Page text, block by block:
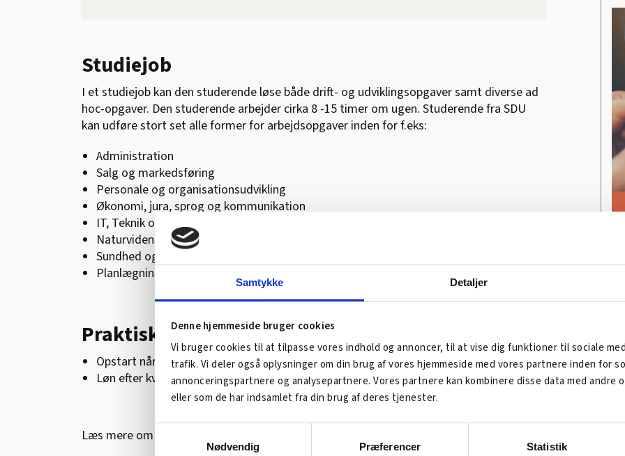
Samtykke Detaljer
Denne hjemmeside bruger cookies
Vi bruger cookies til at tilpasse vores indhold og annoncer, til at vise dig funktioner til sociale
trafik. Vi deler også oplysninger om din brug af vores hjemmeside med vores partnere inden for
annonceringspartnere og analysepartnere. Vores partnere kan kombinere disse data med andre
eller som de har indsamlet fra din brug af deres tjenester.
Nødvendig
Præferencer Statistik
Studiejob
I et studiejob kan den studerende løse både drift- og udviklingsopgaver samt diverse ad
hoc-opgaver. Den studerende arbejder cirka 8 -15 timer om ugen. Studerende fra SDU
kan udføre stort set alle former for arbejdsopgaver inden for f.eks:
Administration
Salg og markedsføring
Personale og organisationsudvikling
Økonomi, jura, sprog og kommunikation
IT, Teknik og Innovation
Naturvidenskab
Sundhed og miljø
Planlægning og styring
Praktisk
Opstart når som helst
Løn efter kvalifikationer (forhandles med kandidaten)
Læs mere om studiejobs på deres